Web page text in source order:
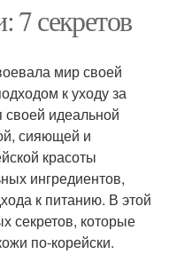
7 секретов
мир своей
к уходу за
идеальной
сияющей и
красоты
ингредиентов,
к питанию. В этой
секретов, которые
по-корейски.